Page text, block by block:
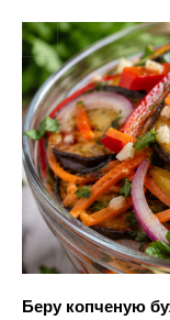
Беру копченую